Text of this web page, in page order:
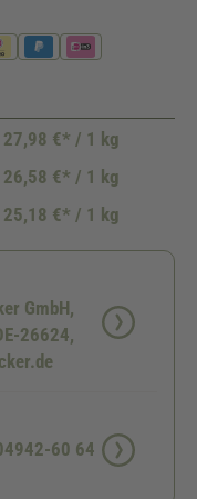
27,98 €* / 1 kg
26,58 €* / 1 kg
25,18 €* / 1 kg
GmbH,
26624,
60 64